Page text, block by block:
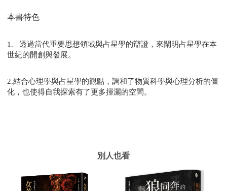
本書特色
1.
透過當代重要思想領域與占星學的辯證，來闡明占星學在本
世紀的開創與發展。
2.結合心理學與占星學的觀點，調和了物質科學與心理分析的僵
化，也使得自我探索有了更多揮灑的空間。
別人也看